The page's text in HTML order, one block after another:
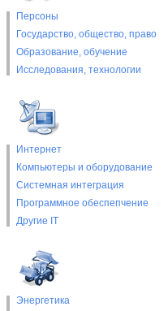
Персоны
Государство, общество, право
Образование, обучение
Исследования, технологии
Интернет
Компьютеры и оборудование
Системная интеграция
Программное обеспепчение
Другие IT
Энергетика